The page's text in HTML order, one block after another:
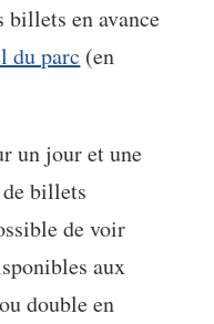
billets en avance
du parc (en
un jour et une
de billets
de voir
aux
double en